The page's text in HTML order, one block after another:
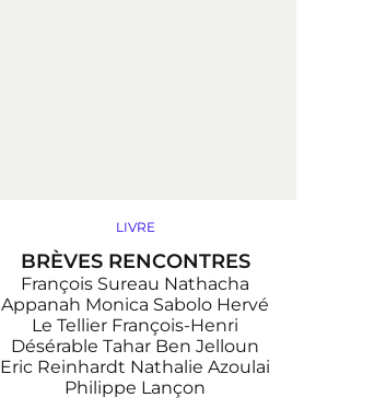
LIVRE
BRÈVES RENCONTRES
François Sureau Nathacha
Appanah Monica Sabolo Hervé
Le Tellier François-Henri
Désérable Tahar Ben Jelloun
Eric Reinhardt Nathalie Azoulai
Philippe Lançon